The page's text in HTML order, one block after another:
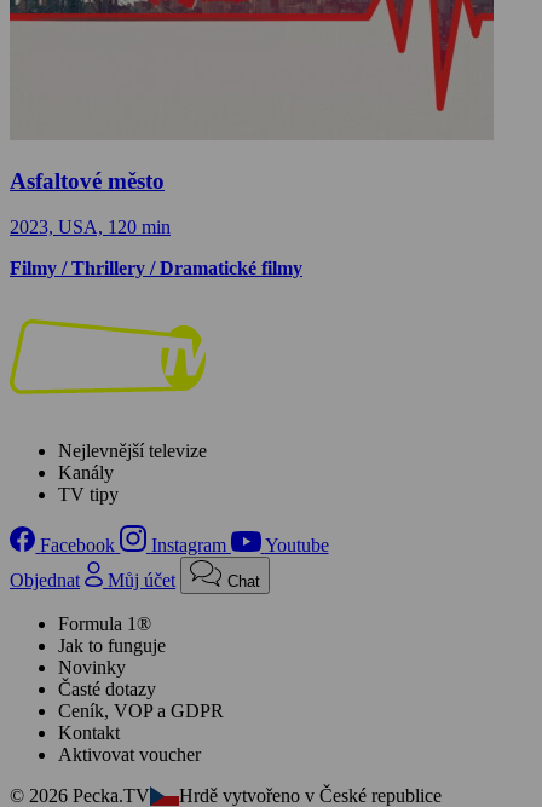
Asfaltové město
2023, USA, 120 min
Filmy / Thrillery / Dramatické filmy
Nejlevnější televize
Kanály
TV tipy
Facebook Instagram
Youtube
Objednat
Můj účet Chat
Formula 1®
Jak to funguje
Novinky
Časté dotazy
Ceník, VOP a GDPR
Kontakt
Aktivovat voucher
© 2026 Pecka.TV
Hrdě vytvořeno v České republice